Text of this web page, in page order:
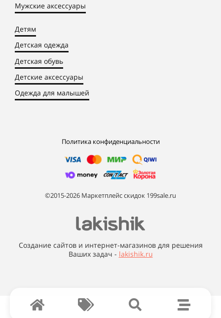
Мужские аксессуары
Детям
Детская одежда
Детская обувь
Детские аксессуары
Одежда для малышей
Политика конфиденциальности
©2015-2026 Маркетплейс скидок 199sale.ru
Создание сайтов и интернет-магазинов для решения
Ваших задач - lakishik.ru